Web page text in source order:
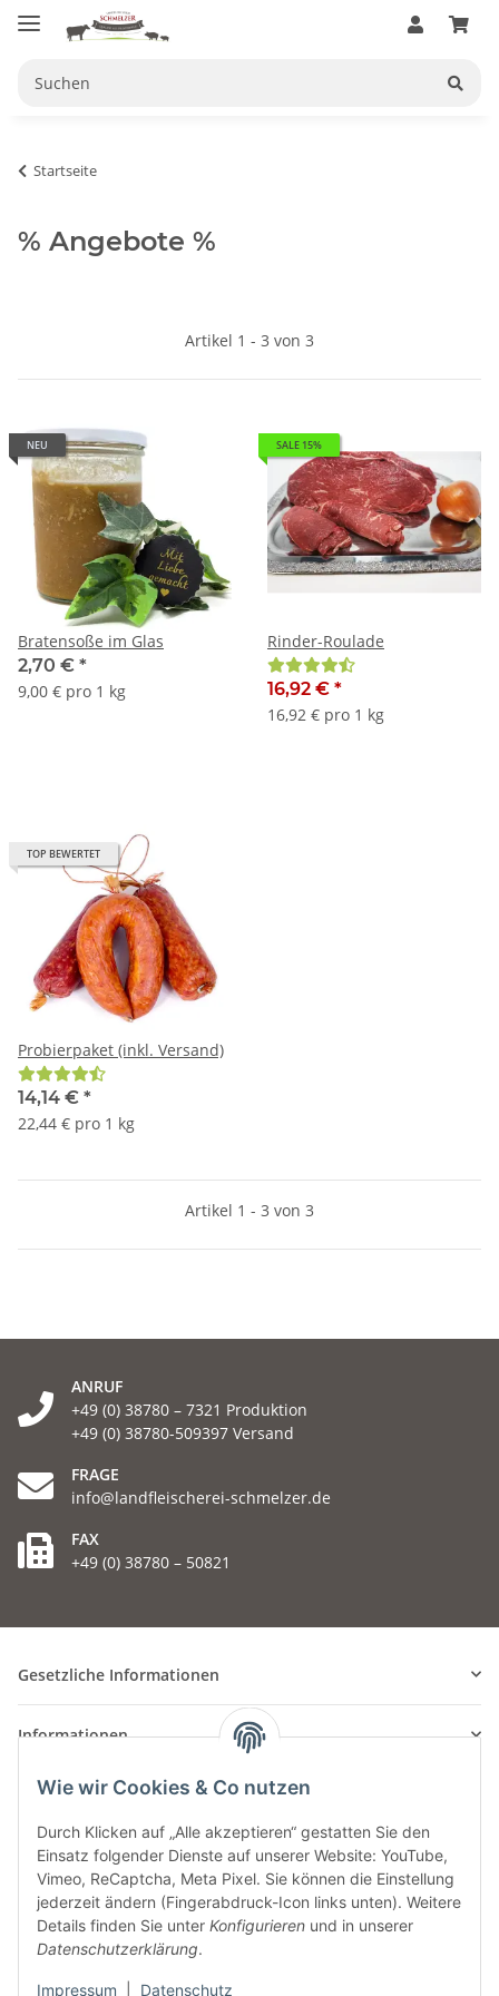
Wie wir Cookies & Co nutzen
Durch Klicken auf „Alle akzeptieren“ gestatten Sie den
Einsatz folgender Dienste auf unserer Website: YouTube,
Vimeo, ReCaptcha, Meta Pixel. Sie können die Einstellung
jederzeit ändern (Fingerabdruck-Icon links unten). Weitere
Details finden Sie unter Konfigurieren und in unserer
Datenschutzerklärung.
Impressum Datenschutz
Startseite
% Angebote %
Artikel 1 - 3 von 3
NEU
Bratensoße im Glas
2,70 € *
9,00 € pro 1 kg
SALE 15%
Rinder-Roulade
16,92 € *
16,92 € pro 1 kg
TOP BEWERTET
Probierpaket (inkl. Versand)
14,14 € *
22,44 € pro 1 kg
Artikel 1 - 3 von 3
ANRUF
+49 (0) 38780 – 7321 Produktion
+49 (0) 38780-509397 Versand
FRAGE
info@landfleischerei-schmelzer.de
FAX
+49 (0) 38780 – 50821
Gesetzliche Informationen
Informationen